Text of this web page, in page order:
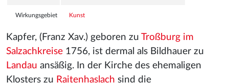
Wirkungsgebiet Kunst
Kapfer, (Franz Xav.) geboren zu Troßburg im
Salzachkreise 1756, ist dermal als Bildhauer zu
Landau ansäßig. In der Kirche des ehemaligen
Klosters zu Raitenhaslach sind die